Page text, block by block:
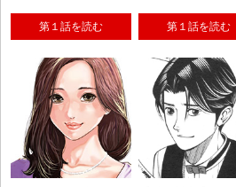
第１話を読む 第１話を読む